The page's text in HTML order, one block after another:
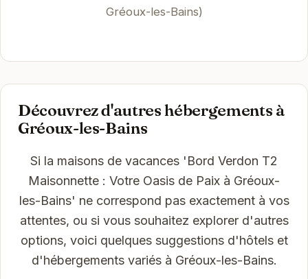
Gréoux-les-Bains)
Découvrez d'autres hébergements à
Gréoux-les-Bains
Si la maisons de vacances 'Bord Verdon T2
Maisonnette : Votre Oasis de Paix à Gréoux-
les-Bains' ne correspond pas exactement à vos
attentes, ou si vous souhaitez explorer d'autres
options, voici quelques suggestions d'hôtels et
d'hébergements variés à Gréoux-les-Bains.